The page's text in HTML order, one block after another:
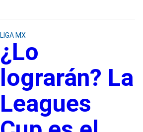
LIGA MX
¿Lo
lograrán? La
Leagues